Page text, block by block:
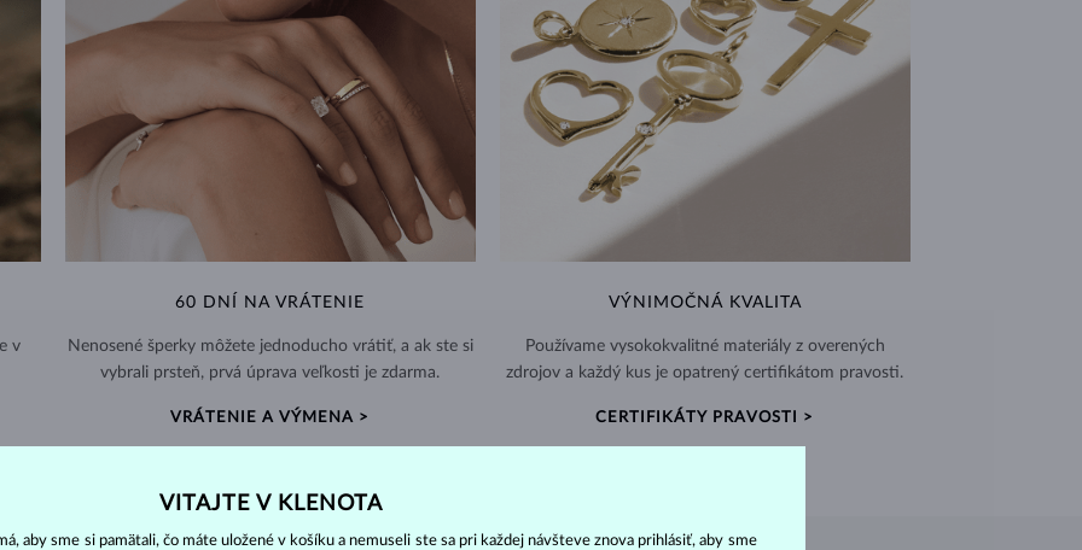
v
60 DNÍ NA VRÁTENIE
Nenosené šperky môžete jednoducho vrátiť, a ak ste si
vybrali prsteň, prvá úprava veľkosti je zdarma.
VRÁTENIE A VÝMENA >
VÝNIMOČNÁ KVALITA
Používame vysokokvalitné materiály z overených
zdrojov a každý kus je opatrený certifikátom pravosti.
CERTIFIKÁTY PRAVOSTI >
VITAJTE V KLENOTA
aby sme si pamätali, čo máte uložené v košíku a nemuseli ste sa pri každej návšteve znova prihlásiť, aby sme